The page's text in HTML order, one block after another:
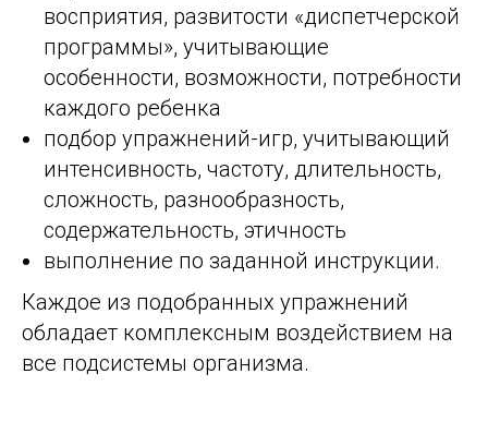
восприятия, развитости «диспетчерской
программы», учитывающие
особенности, возможности, потребности
каждого ребенка
подбор упражнений-игр, учитывающий
интенсивность, частоту, длительность,
сложность, разнообразность,
содержательность, этичность
выполнение по заданной инструкции.
Каждое из подобранных упражнений
обладает комплексным воздействием на
все подсистемы организма.